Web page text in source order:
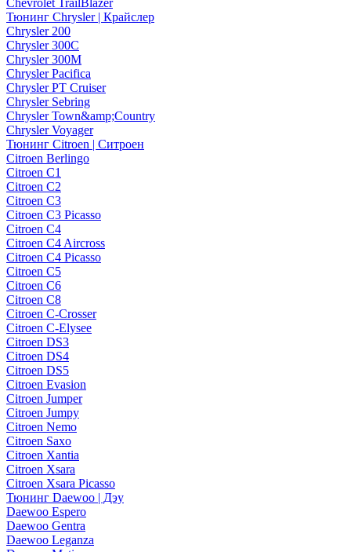
Chevrolet TrailBlazer
Тюнинг Chrysler | Крайслер
Chrysler 200
Chrysler 300C
Chrysler 300M
Chrysler Pacifica
Chrysler PT Cruiser
Chrysler Sebring
Chrysler Town&amp;Country
Chrysler Voyager
Тюнинг Citroen | Ситроен
Citroen Berlingo
Citroen C1
Citroen C2
Citroen C3
Citroen C3 Picasso
Citroen C4
Citroen C4 Aircross
Citroen C4 Picasso
Citroen C5
Citroen C6
Citroen C8
Citroen C-Crosser
Citroen C-Elysee
Citroen DS3
Citroen DS4
Citroen DS5
Citroen Evasion
Citroen Jumper
Citroen Jumpy
Citroen Nemo
Citroen Saxo
Citroen Xantia
Citroen Xsara
Citroen Xsara Picasso
Тюнинг Daewoo | Дэу
Daewoo Espero
Daewoo Gentra
Daewoo Leganza